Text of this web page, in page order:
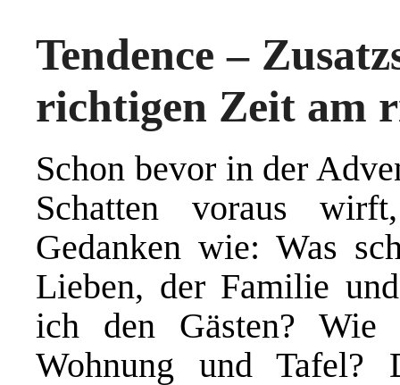
Tendence –
richtigen Zeit am
Schon bevor in der
Schatten voraus
Gedanken wie: Was
Lieben, der Familie
ich den Gästen? Wie
Wohnung und Tafel?